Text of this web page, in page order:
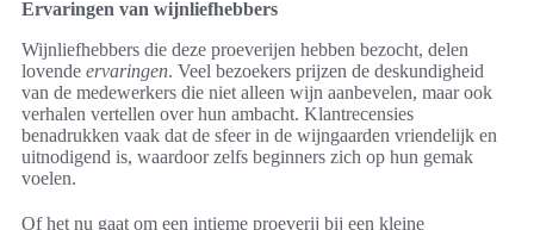
Ervaringen van wijnliefhebbers
Wijnliefhebbers die deze proeverijen hebben bezocht, delen
lovende ervaringen. Veel bezoekers prijzen de deskundigheid
van de medewerkers die niet alleen wijn aanbevelen, maar ook
verhalen vertellen over hun ambacht. Klantrecensies
benadrukken vaak dat de sfeer in de wijngaarden vriendelijk en
uitnodigend is, waardoor zelfs beginners zich op hun gemak
voelen.
Of het nu gaat om een intieme proeverij bij een kleine